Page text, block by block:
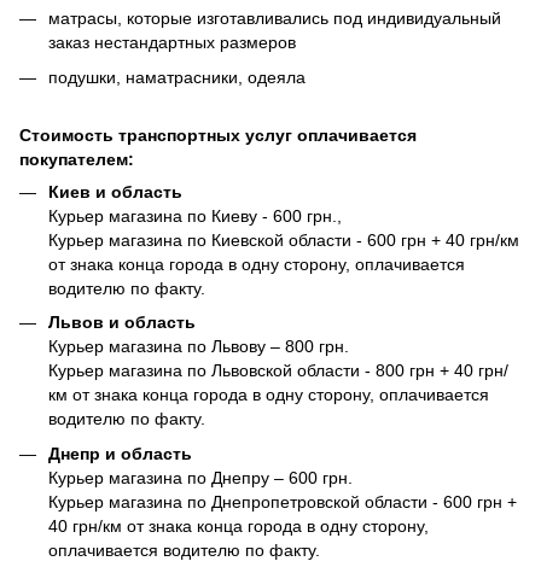
матрасы, которые изготавливались под индивидуальный
заказ нестандартных размеров
подушки, наматрасники, одеяла
Стоимость транспортных услуг оплачивается
покупателем:
Киев и область
Курьер магазина по Киеву - 600 грн.,
Курьер магазина по Киевской области - 600 грн + 40 грн/км
от знака конца города в одну сторону, оплачивается
водителю по факту.
Львов и область
Курьер магазина по Львову – 800 грн.
Курьер магазина по Львовской области - 800 грн + 40 грн/
км от знака конца города в одну сторону, оплачивается
водителю по факту.
Днепр и область
Курьер магазина по Днепру – 600 грн.
Курьер магазина по Днепропетровской области - 600 грн +
40 грн/км от знака конца города в одну сторону,
оплачивается водителю по факту.